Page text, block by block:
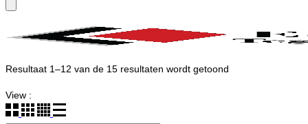
Resultaat 1–12 van de 15 resultaten wordt getoond
View :